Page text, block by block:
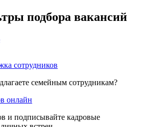
подбора вакансий
сотрудников
семейным сотрудникам?
онлайн
и подписывайте кадровые